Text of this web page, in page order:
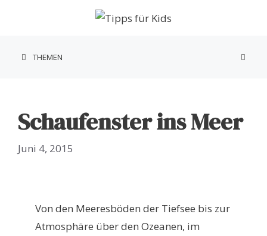
THEMEN
Schaufenster ins Meer
Juni 4, 2015
Von den Meeresböden der Tiefsee bis zur
Atmosphäre über den Ozeanen, im